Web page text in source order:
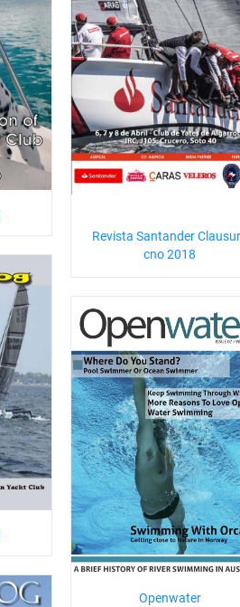
Revista Santander
cno 2018
Openwater